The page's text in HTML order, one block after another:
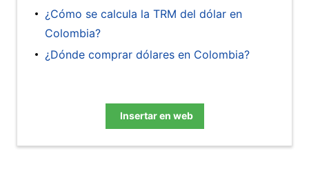
¿Cómo se calcula la TRM del dólar en
Colombia?
¿Dónde comprar dólares en Colombia?
Insertar en web